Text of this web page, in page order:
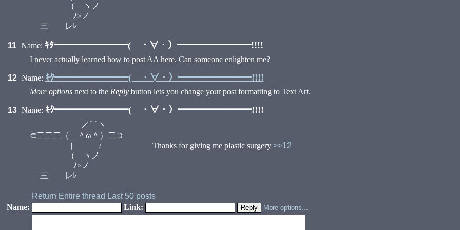
（ ヽノ
ﾉ>ノ
三 レﾚ
11 Name: ｷﾀ━━━━━━━━( ・∀・）━━━━━━━━!!!!
I never actually learned how to post AA here. Can someone enlighten me?
12 Name: ｷﾀ━━━━━━━━( ・∀・）━━━━━━━━!!!!
More options next to the Reply button lets you change your post formatting to Text Art.
13 Name: ｷﾀ━━━━━━━━( ・∀・）━━━━━━━━!!!!
／⌒ヽ
⊂二二二（ ＾ω＾）二⊃
| / Thanks for giving me plastic surgery >>12
（ ヽノ
ﾉ>ノ
三 レﾚ
Return Entire thread Last 50 posts
Name:
Link: More options...